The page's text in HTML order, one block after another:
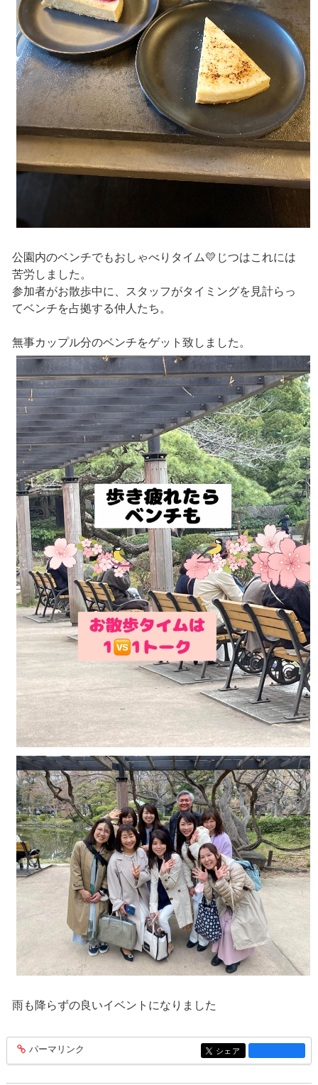
公園内のベンチでもおしゃべりタイム💛じつはこれには
苦労しました。
参加者がお散歩中に、スタッフがタイミングを見計らっ
てベンチを占拠する仲人たち。
無事カップル分のベンチをゲット致しました。
雨も降らずの良いイベントになりました
entry1454
パーマリンク entry1454
シェア